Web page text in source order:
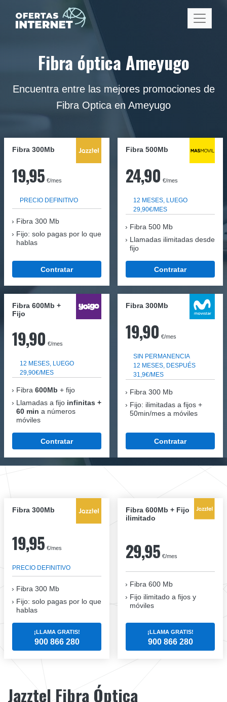
Fibra óptica Ameyugo
Encuentra entre las mejores promociones de
Fibra Optica en Ameyugo
Fibra 300Mb
19,95 €/mes
PRECIO DEFINITIVO
Fibra 300 Mb
Fijo: solo pagas por lo que
hablas
Contratar
Fibra 500Mb
24,90 €/mes
12 MESES, LUEGO
29,90€/MES
Fibra 500 Mb
Llamadas ilimitadas desde
fijo
Contratar
Fibra 600Mb +
Fijo
19,90 €/mes
12 MESES, LUEGO
29,90€/MES
Fibra 600Mb + fijo
Llamadas a fijo infinitas +
60 min a números
móviles
Contratar
Fibra 300Mb
19,90 €/mes
SIN PERMANENCIA
12 MESES, DESPUÉS
31,9€/MES
Fibra 300 Mb
Fijo: ilimitadas a fijos +
50min/mes a móviles
Contratar
Fibra 300Mb
19,95 €/mes
PRECIO DEFINITIVO
Fibra 300 Mb
Fijo: solo pagas por lo que
hablas
¡LLAMA GRATIS!
900 866 280
Fibra 600Mb + Fijo
ilimitado
29,95 €/mes
Fibra 600 Mb
Fijo ilimitado a fijos y
móviles
¡LLAMA GRATIS!
900 866 280
Jazztel Fibra Óptica